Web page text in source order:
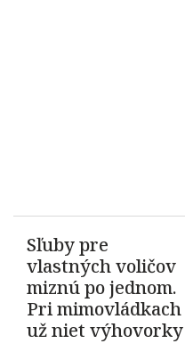
Sľuby pre
vlastných voličov
miznú po jednom.
Pri mimovládkach
už niet výhovorky